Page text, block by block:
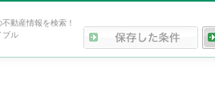
動産情報を検索！
ブル